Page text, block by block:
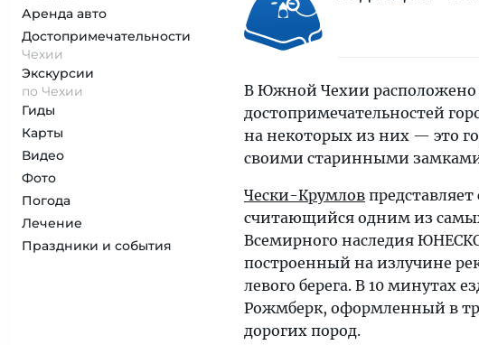
Аренда авто
Достопримеча­тельности
Чехии
Экскурсии
по Чехии
Гиды
Карты
Видео
Фото
Погода
Лечение
Праздники и события
В Южной Чехии расположено
достопримечательностей
на некоторых из них — это
своими старинными
Чески-Крумлов
считающийся одним из
Всемирного наследия
построенный на излучине
левого берега. В 10 минутах
Рожмберк, оформленный в
дорогих пород.